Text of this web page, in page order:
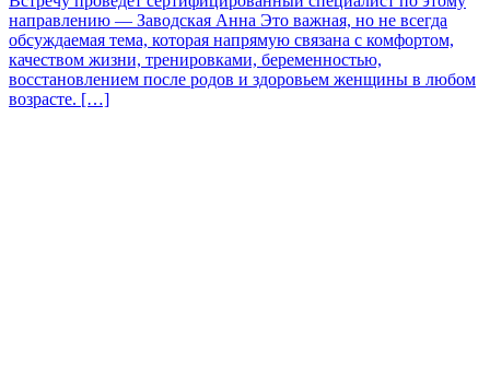
направлению — Заводская Анна Это важная, но не всегда
обсуждаемая тема, которая напрямую связана с комфортом,
качеством жизни, тренировками, беременностью,
восстановлением после родов и здоровьем женщины в любом
возрасте. […]